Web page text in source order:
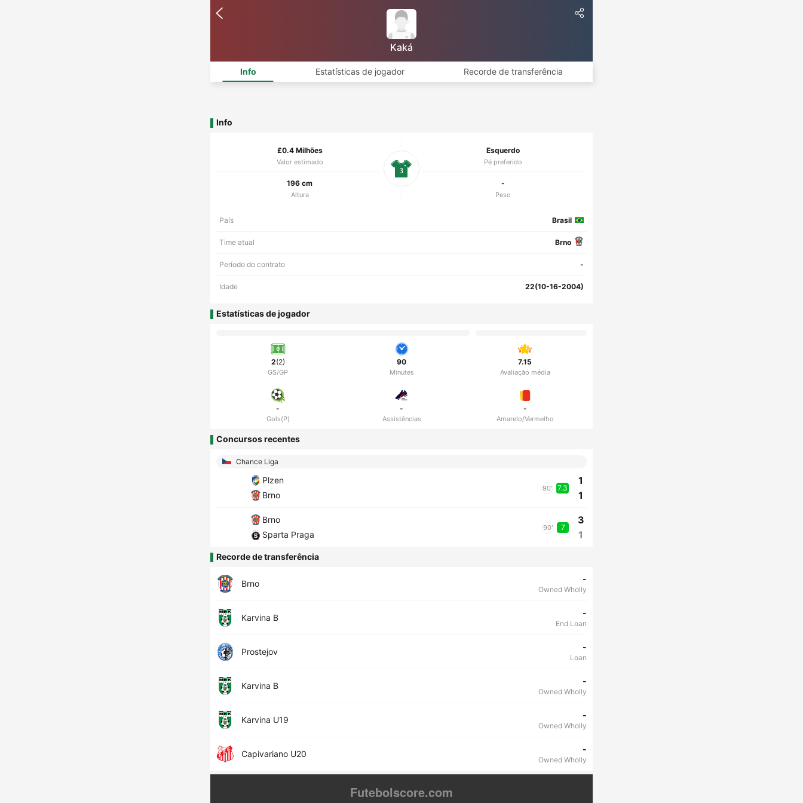
Kaká
Info Estatísticas de jogador Recorde de transferência
Info
£0.4 Milhões
Valor estimado
Esquerdo
Pé preferido
196 cm
Altura
-
Peso
3
País Brasil
Time atual Brno
Período do contrato -
Idade 22(10-16-2004)
Estatísticas de jogador
2(2)
GS/GP
90
Minutes
7.15
Avaliação média
-
Gols(P)
-
Assistências
-
Amarelo/Vermelho
Concursos recentes
Chance Liga
Plzen
Brno
90' 7.3
1
1
Brno
Sparta Praga
90' 7
3
1
Recorde de transferência
Brno -
Owned Wholly
Karvina B -
End Loan
Prostejov -
Loan
Karvina B -
Owned Wholly
Karvina U19 -
Owned Wholly
Capivariano U20 -
Owned Wholly
Futebolscore.com